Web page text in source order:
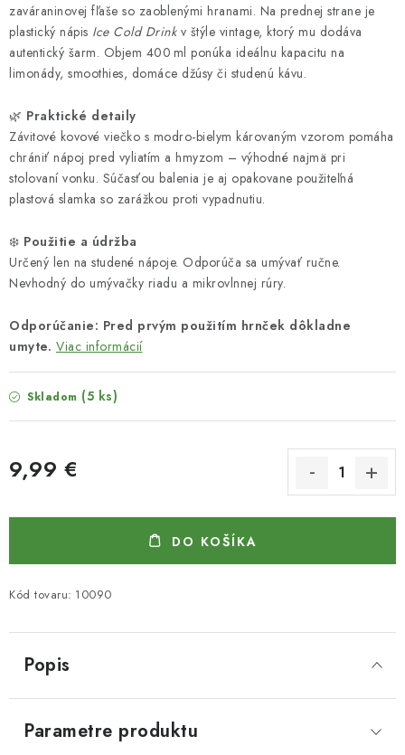
zaváraninovej fľaše so zaoblenými hranami. Na prednej strane je
plastický nápis Ice Cold Drinkv štýle vintage, ktorý mu dodáva
autentický šarm. Objem 400 ml ponúka ideálnu kapacitu na
limonády, smoothies, domáce džúsy či studenú kávu.
🌿 Praktické detaily
Závitové kovové viečko s modro-bielym károvaným vzorom pomáha
chrániť nápoj pred vyliatím a hmyzom – výhodné najmä pri
stolovaní vonku. Súčasťou balenia je aj opakovane použiteľná
plastová slamka so zarážkou proti vypadnutiu.
❄️ Použitie a údržba
Určený len na studené nápoje. Odporúča sa umývať ručne.
Nevhodný do umývačky riadu a mikrovlnnej rúry.
Odporúčanie: Pred prvým použitím hrnček dôkladne
umyte. Viac informácií
Skladom (5 ks)
9,99 €
DO KOŠÍKA
Kód tovaru: 10090
Popis
Parametre produktu